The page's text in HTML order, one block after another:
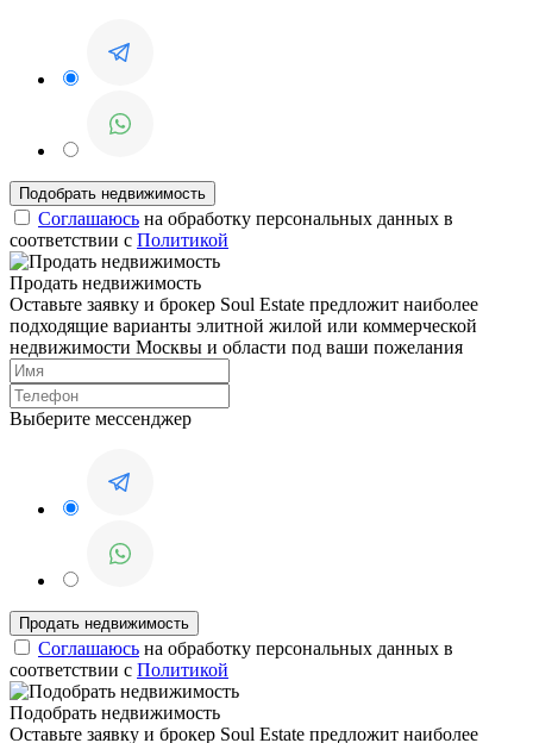
Соглашаюсь на обработку персональных данных в
соответствии с Политикой
Продать недвижимость
Оставьте заявку и брокер Soul Estate предложит наиболее
подходящие варианты элитной жилой или коммерческой
недвижимости Москвы и области под ваши пожелания
Выберите мессенджер
Соглашаюсь на обработку персональных данных в
соответствии с Политикой
Подобрать недвижимость
Оставьте заявку и брокер Soul Estate предложит наиболее